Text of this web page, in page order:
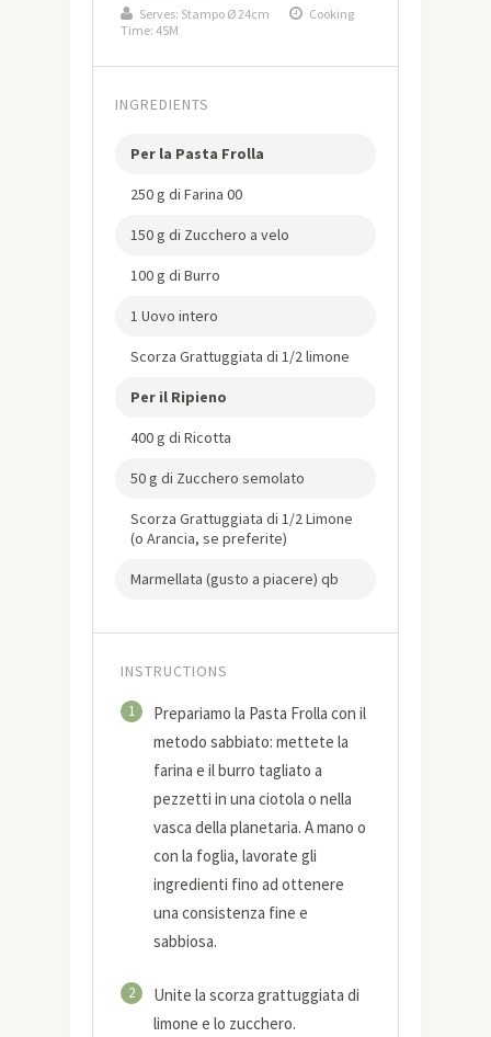
Serves: Stampo Ø 24cm
Cooking
Time: 45M
INGREDIENTS
Per la Pasta Frolla
250 g di Farina 00
150 g di Zucchero a velo
100 g di Burro
1 Uovo intero
Scorza Grattuggiata di 1/2 limone
Per il Ripieno
400 g di Ricotta
50 g di Zucchero semolato
Scorza Grattuggiata di 1/2 Limone
(o Arancia, se preferite)
Marmellata (gusto a piacere) qb
INSTRUCTIONS
1
Prepariamo la Pasta Frolla con il
metodo sabbiato: mettete la
farina e il burro tagliato a
pezzetti in una ciotola o nella
vasca della planetaria. A mano o
con la foglia, lavorate gli
ingredienti fino ad ottenere
una consistenza fine e
sabbiosa.
2
Unite la scorza grattuggiata di
limone e lo zucchero.